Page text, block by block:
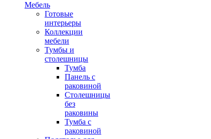
Мебель
Готовые
интерьеры
Коллекции
мебели
Тумбы и
столешницы
Тумба
Панель с
раковиной
Столешницы
без
раковины
Тумба с
раковиной